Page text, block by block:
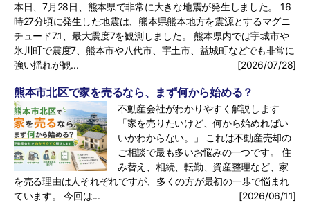
本日、7月28日、熊本県で非常に大きな地震が発生しました。 16
時27分頃に発生した地震は、熊本県熊本地方を震源とするマグニ
チュード7.1、最大震度7を観測しました。 熊本県内では宇城市や
氷川町で震度7、熊本市や八代市、宇土市、益城町などでも非常に
強い揺れが観...
[2026/07/28]
熊本市北区で家を売るなら、まず何から始める？
不動産会社がわかりやすく解説します
「家を売りたいけど、何から始めればい
いかわからない。」 これは不動産売却の
ご相談で最も多いお悩みの一つです。 住
み替え、相続、転勤、資産整理など、家
を売る理由は人それぞれですが、多くの方が最初の一歩で悩まれ
ています。 今回は...
[2026/06/11]